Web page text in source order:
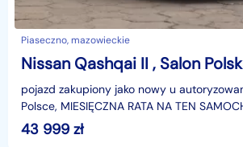
Piaseczno, mazowieckie
pojazd zakupiony jako nowy u
Polsce, MIESIĘCZNA RATA NA TEN SAMOCHÓD JUŻ OD 262
PLN*Podana w ogłoszeniu lokalizacja
43 999 zł